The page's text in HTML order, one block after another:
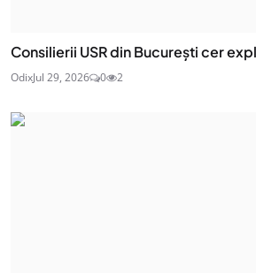
Consilierii USR din București cer
OdixJul 29, 2026 0 2